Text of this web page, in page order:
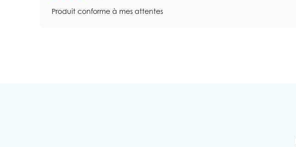
Produit conforme à mes attentes